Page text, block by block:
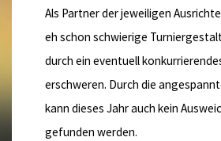
Als Partner der jeweiligen
eh schon schwierige
durch ein eventuell
erschweren. Durch die
kann dieses Jahr auch kein
gefunden werden.